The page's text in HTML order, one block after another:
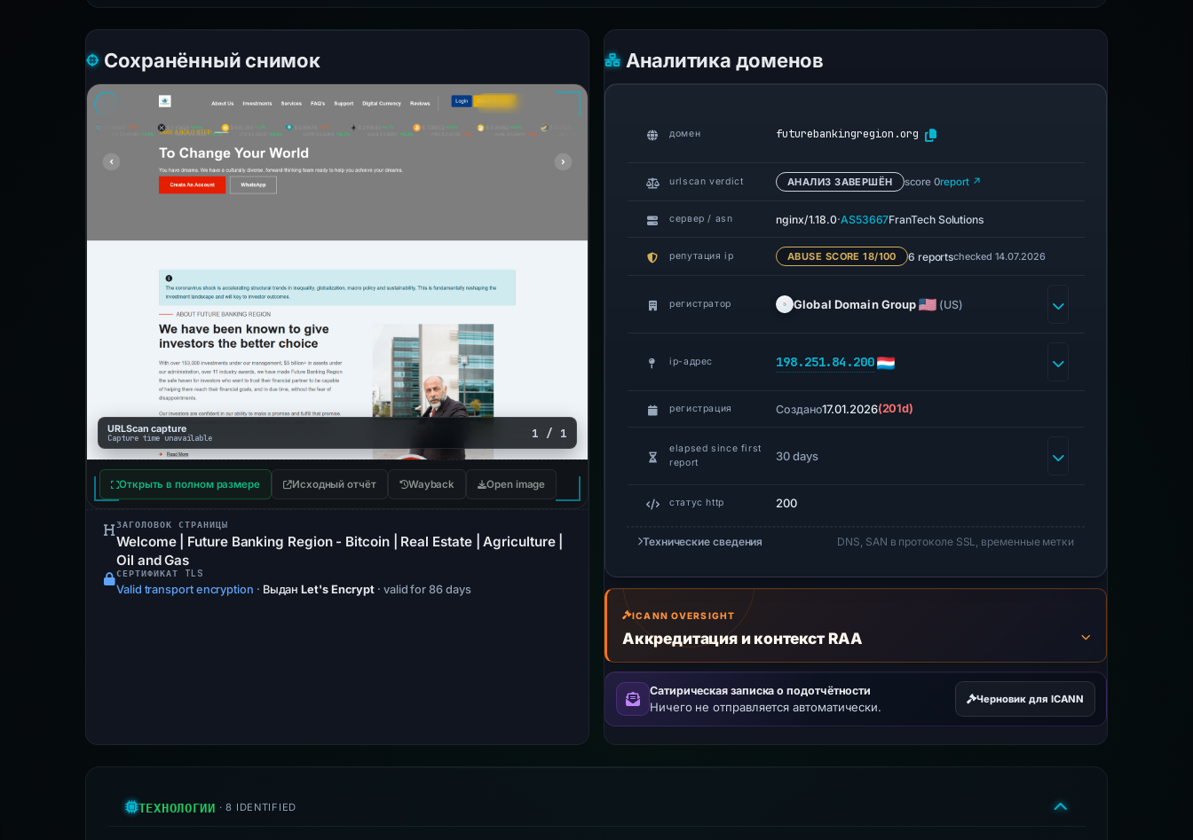
Сохранённый снимок
URLScan capture
Capture time unavailable 1 / 1
Открыть в полном размере Исходный отчёт Wayback Open image
ЗАГОЛОВОК СТРАНИЦЫ
Welcome | Future Banking Region - Bitcoin | Real Estate | Agriculture |
Oil and Gas
СЕРТИФИКАТ TLS
Valid transport encryption · ВыданLet's Encrypt · valid for 86 days
Аналитика доменов
домен futurebankingregion.org
urlscan verdict АНАЛИЗ ЗАВЕРШЁН score 0report ↗
сервер / asn nginx/1.18.0·AS53667FranTech Solutions
репутация ip ABUSE SCORE 18/100 6 reportschecked 14.07.2026
регистратор Global Domain Group (US)
ip-адрес 198.251.84.200
регистрация Создано17.01.2026(201d)
elapsed since first
report
30 days
статус http 200
Технические сведения DNS, SAN в протоколе SSL, временные метки
ICANN OVERSIGHT
Аккредитация и контекст RAA
Сатирическая записка о подотчётности
Ничего не отправляется автоматически.
Черновик для ICANN
ТЕХНОЛОГИИ · 8 IDENTIFIED